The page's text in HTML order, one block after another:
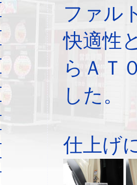
ファル
快適性
らＡＴ
した。
仕上げ